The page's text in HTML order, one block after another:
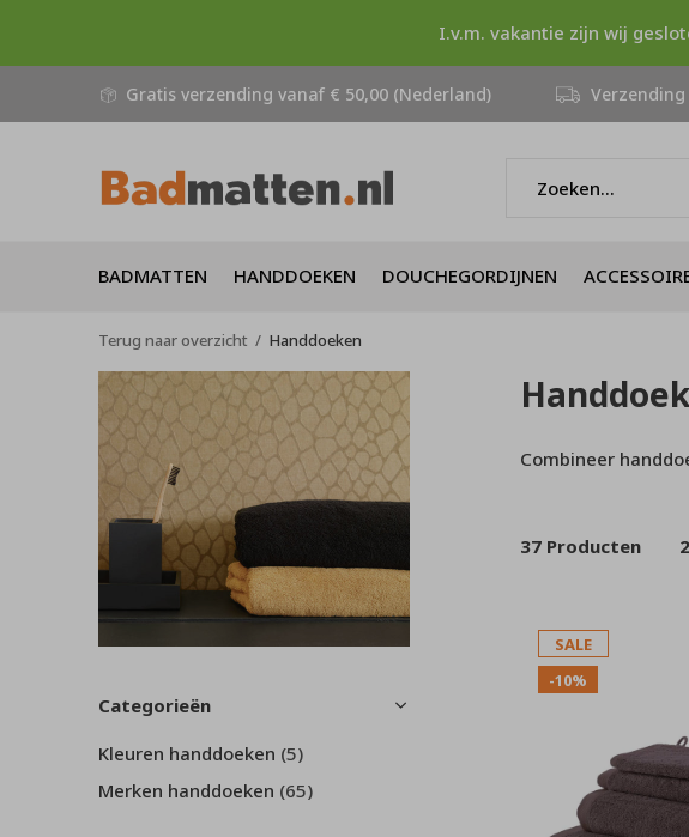
BADMATTEN HANDDOEKEN DOUCHEGORDIJNEN
Gratis verzending vanaf € 50,00 (Nederland)
I.v.m. vakantie zijn wij
Terug naar overzicht Handdoeken
Combineer
37 Producten
SALE
-10%
Categorieën
Kleuren handdoeken (5)
Merken handdoeken (65)